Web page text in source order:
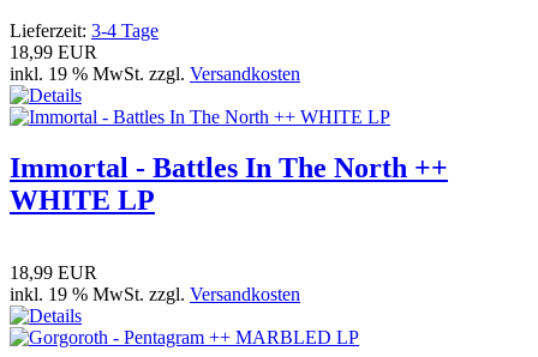
Lieferzeit: 3-4 Tage
18,99 EUR
inkl. 19 % MwSt. zzgl. Versandkosten
Immortal - Battles In The North ++
WHITE LP
18,99 EUR
inkl. 19 % MwSt. zzgl. Versandkosten